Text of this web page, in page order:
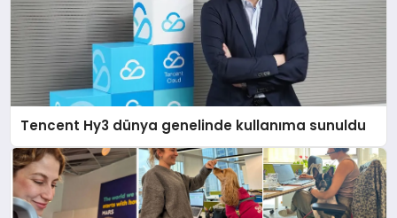
Tencent Hy3 dünya genelinde kullanıma sunuldu